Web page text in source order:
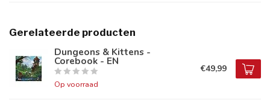
Gerelateerde producten
Dungeons & Kittens -
Corebook - EN
Op voorraad
€49,99